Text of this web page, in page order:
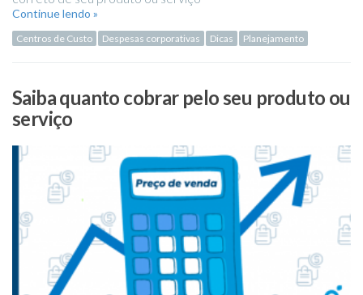
Continue lendo »
Centros de Custo Despesas corporativas Dicas Planejamento
Saiba quanto cobrar pelo seu produto ou
serviço